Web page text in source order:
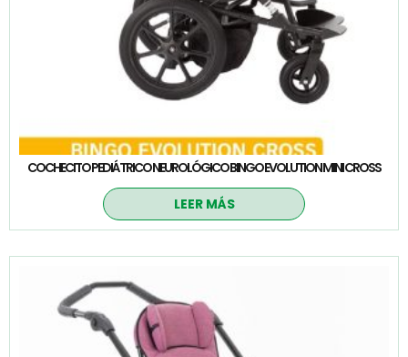
COCHECITO PEDIÁTRICO NEUROLÓGICO BINGO EVOLUTION MINI CROSS
LEER MÁS